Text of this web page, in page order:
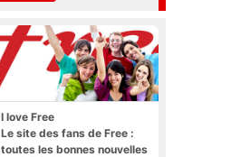
I love Free
Le site des fans de Free :
toutes les bonnes nouvelles